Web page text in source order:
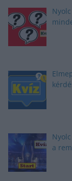
a